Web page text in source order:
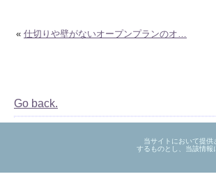
« 仕切りや壁がないオープンプランのオ…
Go back.
当サイトにおいて提供
するものとし、当該情報